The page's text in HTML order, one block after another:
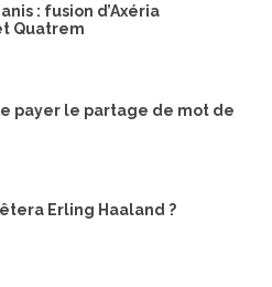
: fusion d’Axéria
Quatrem
payer le partage de mot de
Erling Haaland ?